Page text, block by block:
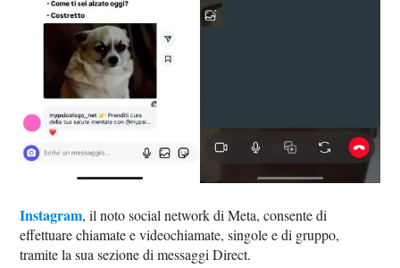
Instagram, il noto social network di Meta, consente di
effettuare chiamate e videochiamate, singole e di gruppo,
tramite la sua sezione di messaggi Direct.